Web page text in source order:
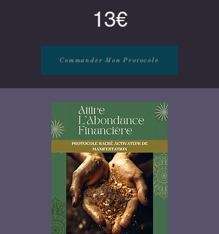
13€
Commander Mon Protocole